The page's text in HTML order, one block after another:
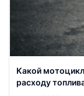
Какой
расходу